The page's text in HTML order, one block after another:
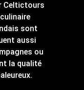
Celtictours
sont
aussi
ou
la qualité